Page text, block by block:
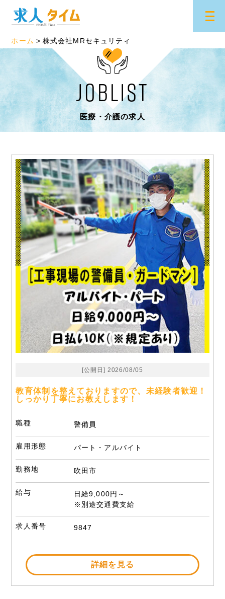
ホーム 株式会社MRセキュリティ
JOBLIST
医療・介護の求人
[公開日] 2026/08/05
教育体制を整えておりますので、未経験者歓迎！
しっかり丁寧にお教えします！
職種 警備員
雇用形態 パート・アルバイト
勤務地 吹田市
給与
日給9,000円～
※別途交通費支給
求人番号 9847
詳細を見る